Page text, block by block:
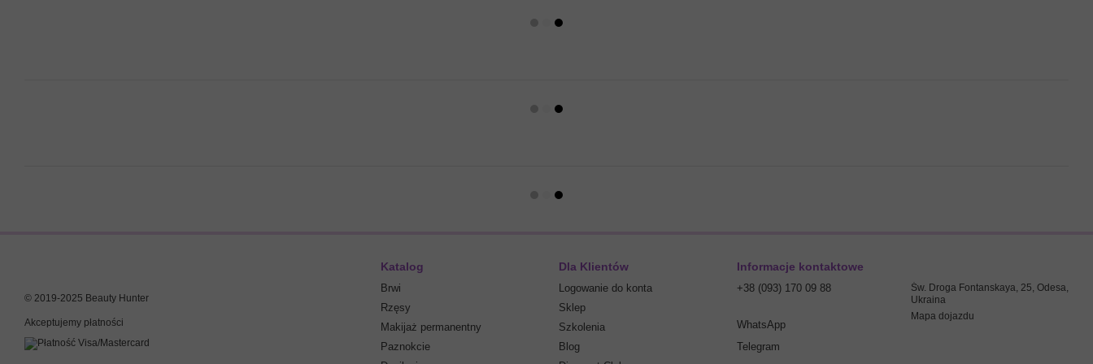
© 2019-2025 Beauty Hunter
Akceptujemy płatności
Katalog
Brwi
Rzęsy
Makijaż permanentny
Paznokcie
Dla Klientów
Logowanie do konta
Sklep
Szkolenia
Blog
Informacje kontaktowe
+38 (093) 170 09 88
WhatsApp
Telegram
Św. Droga Fontanskaya, 25, Odesa,
Ukraina
Mapa dojazdu